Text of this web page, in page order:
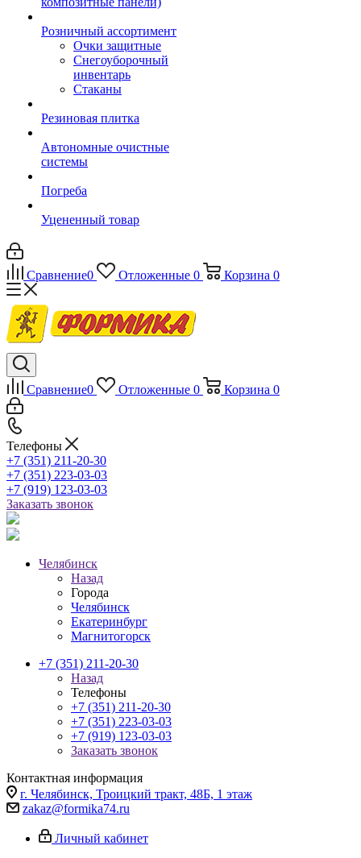
Розничный ассортимент
Очки защитные
Снегоуборочный
инвентарь
Стаканы
Резиновая плитка
Автономные очистные
системы
Погреба
Уцененный товар
Сравнение0 Отложенные 0 Корзина 0
Сравнение0 Отложенные 0 Корзина 0
Телефоны
+7 (351) 211-20-30
+7 (351) 223-03-03
+7 (919) 123-03-03
Заказать звонок
Челябинск
Назад
Города
Челябинск
Екатеринбург
Магнитогорск
+7 (351) 211-20-30
Назад
Телефоны
+7 (351) 211-20-30
+7 (351) 223-03-03
+7 (919) 123-03-03
Заказать звонок
Контактная информация
г. Челябинск, Троицкий тракт, 48Б, 1 этаж
zakaz@formika74.ru
Личный кабинет